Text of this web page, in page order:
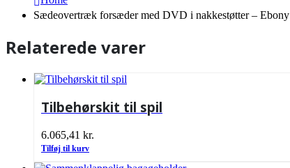
Sædeovertræk forsæder med DVD i nakkestøtter – Ebony
Relaterede varer
Tilbehørskit til spil
6.065,41 kr.
Tilføj til kurv